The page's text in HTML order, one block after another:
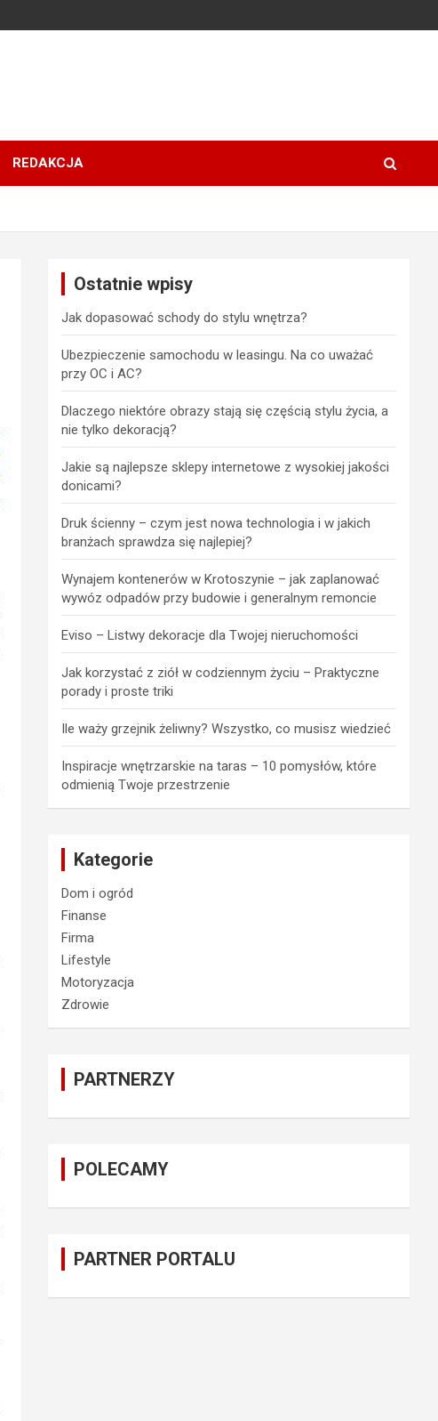
REDAKCJA
Ostatnie wpisy
Jak dopasować schody do stylu wnętrza?
Ubezpieczenie samochodu w leasingu. Na co uważać
przy OC i AC?
Dlaczego niektóre obrazy stają się częścią stylu życia, a
nie tylko dekoracją?
Jakie są najlepsze sklepy internetowe z wysokiej jakości
donicami?
Druk ścienny – czym jest nowa technologia i w jakich
branżach sprawdza się najlepiej?
Wynajem kontenerów w Krotoszynie – jak zaplanować
wywóz odpadów przy budowie i generalnym remoncie
Eviso – Listwy dekoracje dla Twojej nieruchomości
Jak korzystać z ziół w codziennym życiu – Praktyczne
porady i proste triki
Ile waży grzejnik żeliwny? Wszystko, co musisz wiedzieć
Inspiracje wnętrzarskie na taras – 10 pomysłów, które
odmienią Twoje przestrzenie
Kategorie
Dom i ogród
Finanse
Firma
Lifestyle
Motoryzacja
Zdrowie
PARTNERZY
POLECAMY
PARTNER PORTALU